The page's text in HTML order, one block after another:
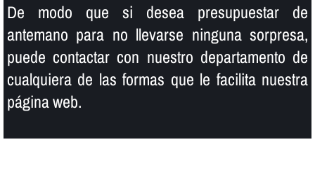
De modo que si desea presupuestar de
antemano para no llevarse ninguna sorpresa,
puede contactar con nuestro departamento de
cualquiera de las formas que le facilita nuestra
página web.